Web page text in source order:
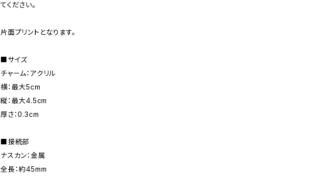
てください。
片面プリントとなります。
■サイズ
チャーム：アクリル
横：最大5cm
縦：最大4.5cm
厚さ：0.3cm
■接続部
ナスカン：金属
全長：約45mm